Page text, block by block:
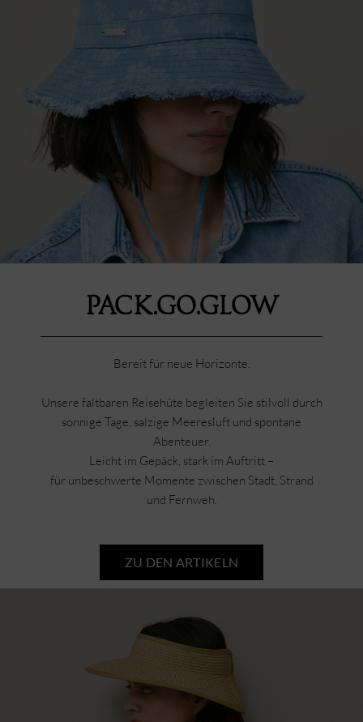
Pack.Go.Glow
Bereit für neue Horizonte.
Unsere faltbaren Reisehüte begleiten Sie stilvoll durch
sonnige Tage, salzige Meeresluft und spontane
Abenteuer.
Leicht im Gepäck, stark im Auftritt –
für unbeschwerte Momente zwischen Stadt, Strand
und Fernweh.
ZU DEN ARTIKELN